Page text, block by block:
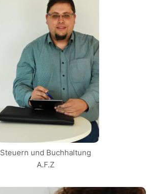
Steuern und Buchhaltung
A.F.Z